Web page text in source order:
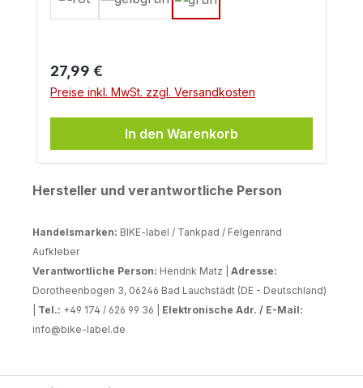
Regulärer Preis:
27,99 €
Preise inkl. MwSt. zzgl. Versandkosten
In den Warenkorb
Hersteller und verantwortliche Person
Handelsmarken: BIKE-label / Tankpad / Felgenrand
Aufkleber
Verantwortliche Person: Hendrik Matz | Adresse:
Dorotheenbogen 3, 06246 Bad Lauchstädt (DE - Deutschland)
Tel.: +49 174 / 626 99 36 | Elektronische Adr. / E-Mail:
info@bike-label.de